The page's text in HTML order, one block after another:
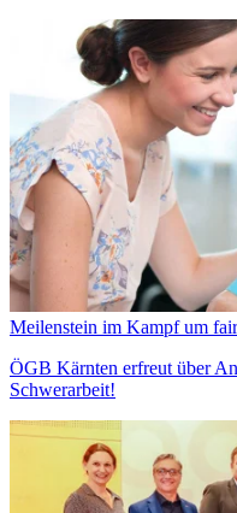
Meilenstein im Kampf um
ÖGB Kärnten erfreut über
Schwerarbeit!